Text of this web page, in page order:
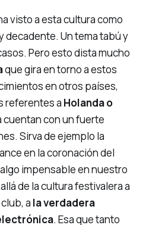
visto a estaculturacomo
decadente. Un tema tabú y
Pero esto dista mucho
que gira en torno a estos
en otros países,
referentes a Holanda o
cuentan con un fuerte
Sirva de ejemplo la
en la coronación del
impensable en nuestro
de la cultura festivalera a
a la verdadera
. Esa que tanto